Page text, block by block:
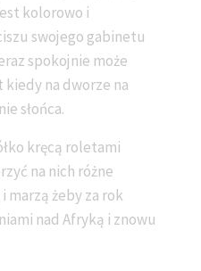
kolorowo i
swojego gabinetu
spokojnie może
na dworze na
słońca.
kręcą roletami
na nich różne
marzą żeby za rok
nad Afryką i znowu